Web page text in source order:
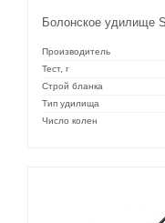
Болонское удилище
Производитель
Тест, г
Строй бланка
Тип удилища
Число колен